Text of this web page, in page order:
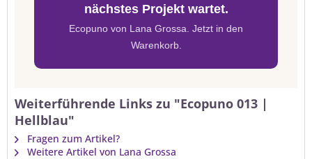
nächstes Projekt wartet.
Ecopuno von Lana Grossa. Jetzt in den
Warenkorb.
Weiterführende Links zu "Ecopuno 013 |
Hellblau"
Fragen zum Artikel?
Weitere Artikel von Lana Grossa